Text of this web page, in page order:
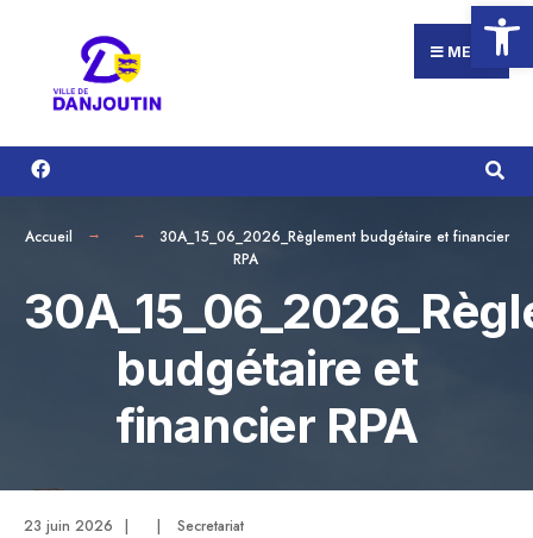
Ouvrir
contenu
MENU
Accueil
30A_15_06_2026_Règlement budgétaire et financier
RPA
budgétaire et
financier RPA
23 juin 2026 | | Secretariat
for: